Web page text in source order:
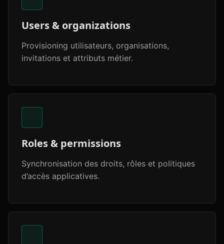
Users & organizations
Provisioning utilisateurs, organisations,
invitations et attributs métier.
Roles & permissions
Synchronisation des droits, rôles et politiques
d’accès applicatives.